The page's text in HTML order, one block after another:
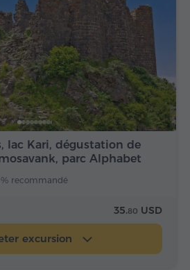
lac Kari, dégustation de
parc Alphabet
recommandé
35.80 USD
excursion